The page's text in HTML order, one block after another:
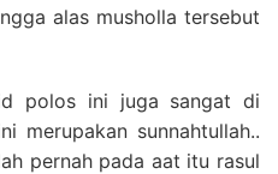
alas musholla tersebut
polos ini juga sangat di
merupakan sunnahtullah..
pernah pada aat itu rasul